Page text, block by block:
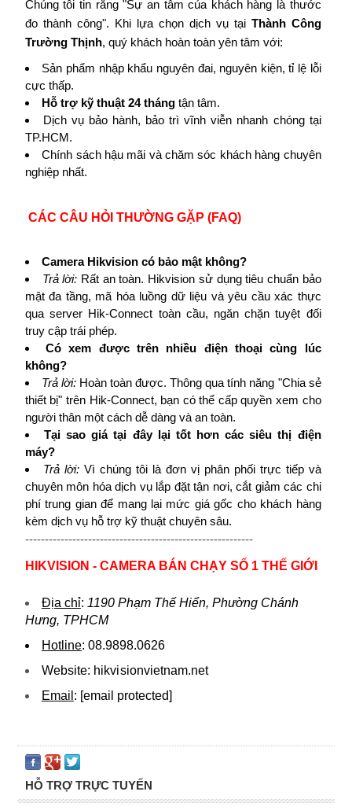
Chúng tôi tin rằng "Sự an tâm của khách hàng là thước
đo thành công". Khi lựa chọn dịch vụ tại Thành Công
Trường Thịnh, quý khách hoàn toàn yên tâm với:
Sản phẩm nhập khẩu nguyên đai, nguyên kiện, tỉ lệ lỗi
cực thấp.
Hỗ trợ kỹ thuật 24 thángtận tâm.
Dịch vụ bảo hành, bảo trì vĩnh viễn nhanh chóng tại
TP.HCM.
Chính sách hậu mãi và chăm sóc khách hàng chuyên
nghiệp nhất.
CÁC CÂU HỎI THƯỜNG GẶP (FAQ)
Camera Hikvision có bảo mật không?
Trả lời: Rất an toàn. Hikvision sử dụng tiêu chuẩn bảo
mật đa tầng, mã hóa luồng dữ liệu và yêu cầu xác thực
qua server Hik-Connect toàn cầu, ngăn chặn tuyệt đối
truy cập trái phép.
Có xem được trên nhiều điện thoại cùng lúc
không?
Trả lời: Hoàn toàn được. Thông qua tính năng "Chia sẻ
thiết bị" trên Hik-Connect, bạn có thể cấp quyền xem cho
người thân một cách dễ dàng và an toàn.
Tại sao giá tại đây lại tốt hơn các siêu thị điện
máy?
Trả lời:Vì chúng tôi là đơn vị phân phối trực tiếp và
chuyên môn hóa dịch vụ lắp đặt tận nơi, cắt giảm các chi
phí trung gian để mang lại mức giá gốc cho khách hàng
kèm dịch vụ hỗ trợ kỹ thuật chuyên sâu.
----------------------------------------------------------
HIKVISION - CAMERA BÁN CHẠY SỐ 1 THẾ GIỚI
Địa chỉ: 1190 Phạm Thế Hiển, Phường Chánh
Hưng, TPHCM
Hotline: 08.9898.0626
Website: hikvi sionvietnam.net
Email : [email protected]
HỖ TRỢ TRỰC TUYẾN